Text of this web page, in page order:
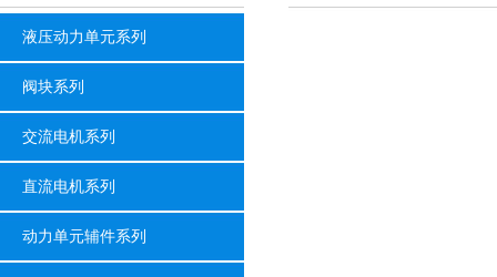
液压动力单元系列
阀块系列
交流电机系列
直流电机系列
动力单元辅件系列